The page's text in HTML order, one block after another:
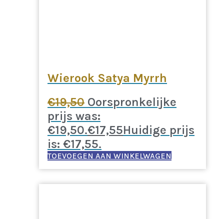
Wierook Satya Myrrh
€19,50 Oorspronkelijke
prijs was:
€19,50.€17,55Huidige prijs
is: €17,55.
TOEVOEGEN AAN WINKELWAGEN